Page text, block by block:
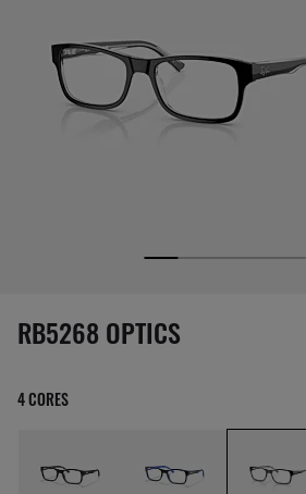
1 item foi removido da sua lista de
RB5268 OPTICS
4 CORES